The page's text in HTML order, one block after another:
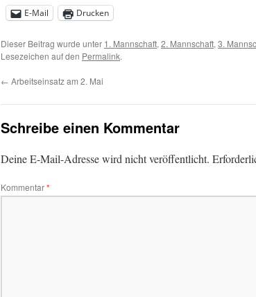
E-Mail Drucken
Dieser Beitrag wurde unter 1. Mannschaft, 2. Mannschaft, 3.
Lesezeichen auf den Permalink.
← Arbeitseinsatz am 2. Mai
Schreibe einen Kommentar
Deine E-Mail-Adresse wird nicht veröffentlicht.
Kommentar*